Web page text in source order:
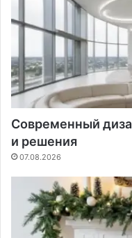
Современный
и решения
07.08.2026